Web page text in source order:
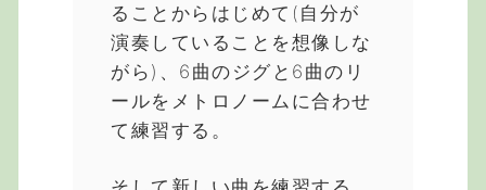
ることからはじめて(自分が
演奏していることを想像しな
がら)、6曲のジグと6曲のリ
ールをメトロノームに合わせ
て練習する。